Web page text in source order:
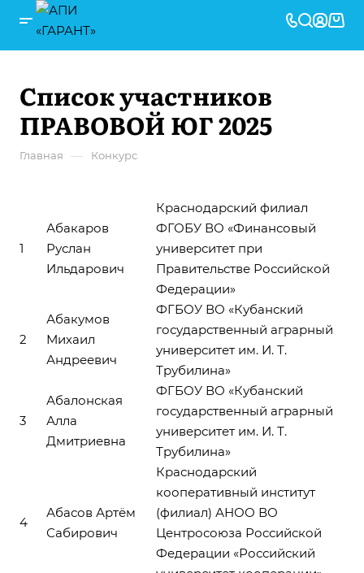
Список участников
ПРАВОВОЙ ЮГ 2025
Главная — Конкурс
1
Абакаров
Руслан
Ильдарович
Краснодарский филиал
ФГОБУ ВО «Финансовый
университет при
Правительстве Российской
Федерации»
2
Абакумов
Михаил
Андреевич
ФГБОУ ВО «Кубанский
государственный аграрный
университет им. И. Т.
Трубилина»
3
Абалонская
Алла
Дмитриевна
ФГБОУ ВО «Кубанский
государственный аграрный
университет им. И. Т.
Трубилина»
4
Абасов Артём
Сабирович
Краснодарский
кооперативный институт
(филиал) АНОО ВО
Центросоюза Российской
Федерации «Российский